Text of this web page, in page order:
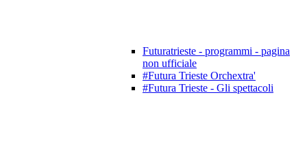
Futuratrieste - programmi - pagina
non ufficiale
#Futura Trieste Orchextra'
#Futura Trieste - Gli spettacoli